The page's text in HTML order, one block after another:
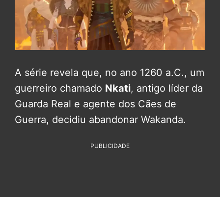
A série revela que, no ano 1260 a.C., um
guerreiro chamado Nkati, antigo líder da
Guarda Real e agente dos Cães de
Guerra, decidiu abandonar Wakanda.
PUBLICIDADE